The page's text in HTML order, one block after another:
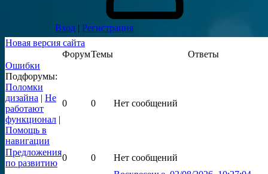
Вход | Регистрация
Новая версия сайта
ФорумТемы
Ответы
Ошибки
Подфорумы:
Поломки
дизайна | Не
работают
функционал |
Помощь в
навигации
0 0 Нет сообщений
Предложения
по развитию
0 0 Нет сообщений